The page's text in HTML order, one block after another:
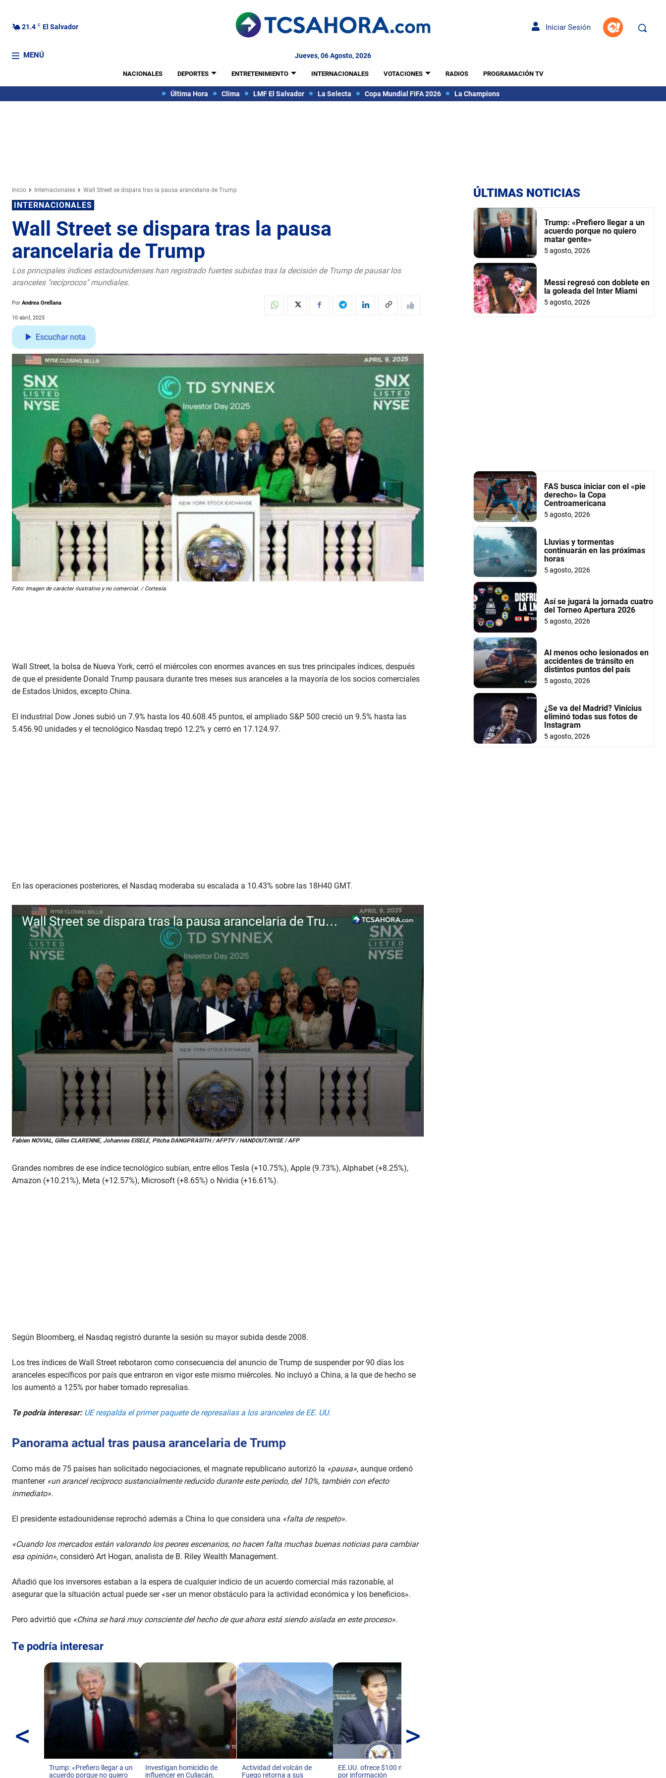
21.4 C El Salvador Iniciar Sesión
MENÚ Jueves, 06 Agosto, 2026
NACIONALES DEPORTES ENTRETENIMIENTO INTERNACIONALES VOTACIONES RADIOS PROGRAMACIÓN TV
Última Hora Clima LMF El Salvador La Selecta Copa Mundial FIFA 2026 La Champions
Inicio Internacionales Wall Street se dispara tras la pausa arancelaria de Trump
INTERNACIONALES
Wall Street se dispara tras la pausa
arancelaria de Trump
Los principales índices estadounidenses han registrado fuertes subidas tras la decisión de Trump de pausar los
aranceles "recíprocos" mundiales.
Por Andrea Orellana
10 abril, 2025
Escuchar nota
Foto: Imagen de carácter ilustrativo y no comercial. / Cortesía.
Wall Street, la bolsa de Nueva York, cerró el miércoles con enormes avances en sus tres principales índices, después
de que el presidente Donald Trump pausara durante tres meses sus aranceles a la mayoría de los socios comerciales
de Estados Unidos, excepto China.
El industrial Dow Jones subió un 7.9% hasta los 40.608.45 puntos, el ampliado S&P 500 creció un 9.5% hasta las
5.456.90 unidades y el tecnológico Nasdaq trepó 12.2% y cerró en 17.124.97.
En las operaciones posteriores, el Nasdaq moderaba su escalada a 10.43% sobre las 18H40 GMT.
Wall Street se dispara tras la pausa arancelaria de Trump
0
c
o
n
d
o
u
m
0
%
Fabien NOVIAL, Gilles CLARENNE, Johannes EISELE, Pitcha DANGPRASITH / AFPTV / HANDOUT/NYSE / AFP
Grandes nombres de ese índice tecnológico subían, entre ellos Tesla (+10.75%), Apple (9.73%), Alphabet (+8.25%),
Amazon (+10.21%), Meta (+12.57%), Microsoft (+8.65%) o Nvidia (+16.61%).
Según Bloomberg, el Nasdaq registró durante la sesión su mayor subida desde 2008.
Los tres índices de Wall Street rebotaron como consecuencia del anuncio de Trump de suspender por 90 días los
aranceles específicos por país que entraron en vigor este mismo miércoles. No incluyó a China, a la que de hecho se
los aumentó a 125% por haber tomado represalias.
Te podría interesar: UE respalda el primer paquete de represalias a los aranceles de EE. UU.
Panorama actual tras pausa arancelaria de Trump
Como más de 75 países han solicitado negociaciones, el magnate republicano autorizó la «pausa», aunque ordenó
mantener«un arancel recíproco sustancialmente reducido durante este período, del 10%, también con efecto
inmediato».
El presidente estadounidense reprochó además a China lo que considera una «falta de respeto».
«Cuando los mercados están valorando los peores escenarios, no hacen falta muchas buenas noticias para cambiar
esa opinión», consideró Art Hogan, analista de B. Riley Wealth Management.
Añadió que los inversores estaban a la espera de cualquier indicio de un acuerdo comercial más razonable, al
asegurar que la situación actual puede ser «ser un menor obstáculo para la actividad económica y los beneficios».
Pero advirtió que «China se hará muy consciente del hecho de que ahora está siendo aislada en este proceso».
Te podría interesar
<
Trump: «Prefiero llegar a un
acuerdo porque no quiero
Investigan homicidio de
influencer en Culiacán,
Actividad del volcán de
Fuego retorna a sus
EE.UU. ofrece $100 millones
por información
>
ÚLTIMAS NOTICIAS
Trump: «Prefiero llegar a un
acuerdo porque no quiero
matar gente»
5 agosto, 2026
Messi regresó con doblete en
la goleada del Inter Miami
5 agosto, 2026
FAS busca iniciar con el «pie
derecho» la Copa
Centroamericana
5 agosto, 2026
Lluvias y tormentas
continuarán en las próximas
horas
5 agosto, 2026
Así se jugará la jornada cuatro
del Torneo Apertura 2026
5 agosto, 2026
Al menos ocho lesionados en
accidentes de tránsito en
distintos puntos del país
5 agosto, 2026
¿Se va del Madrid? Vinícius
eliminó todas sus fotos de
Instagram
5 agosto, 2026